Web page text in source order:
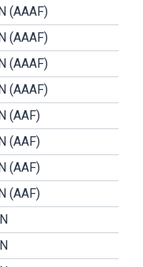
(AAAF)
(AAAF)
(AAAF)
(AAAF)
(AAF)
(AAF)
(AAF)
(AAF)